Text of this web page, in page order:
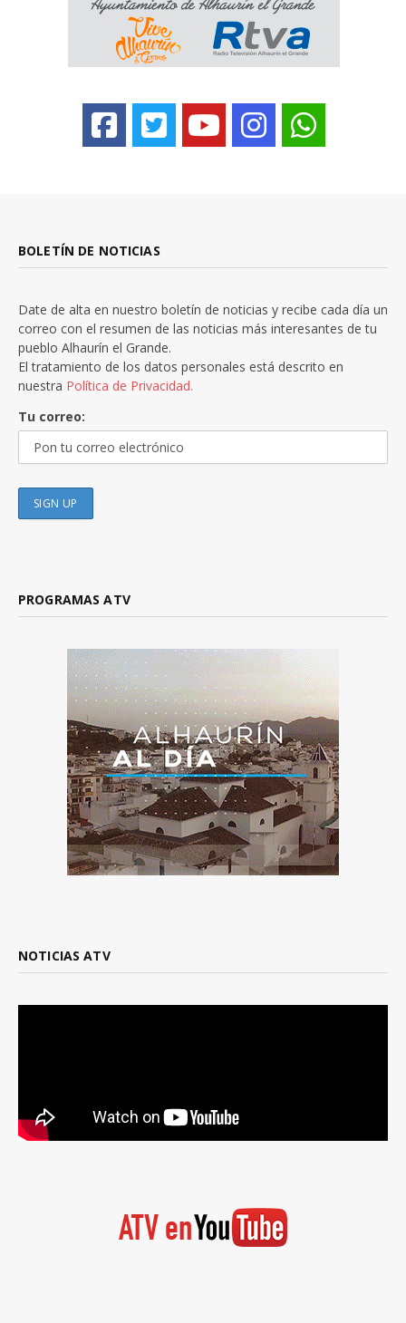
BOLETÍN DE NOTICIAS
Date de alta en nuestro boletín de noticias y recibe cada día un
correo con el resumen de las noticias más interesantes de tu
pueblo Alhaurín el Grande.
El tratamiento de los datos personales está descrito en
nuestra Política de Privacidad.
Tu correo:
PROGRAMAS ATV
NOTICIAS ATV